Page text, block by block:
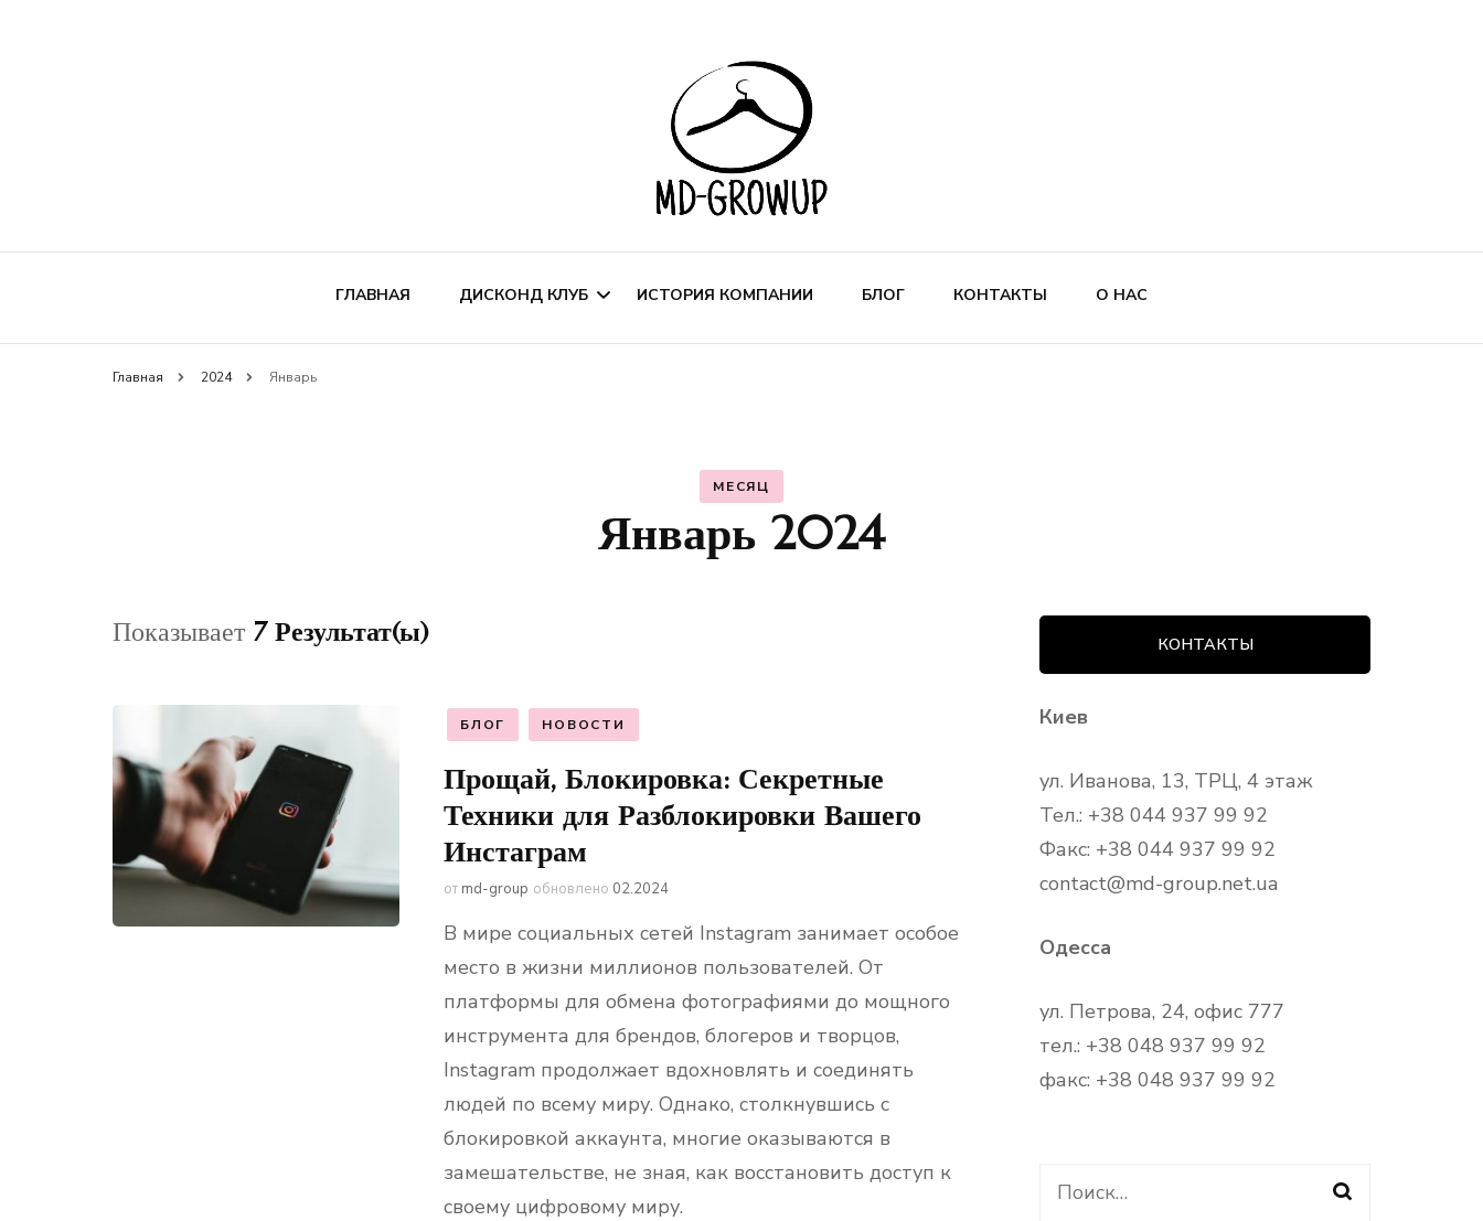
MD-GROWUP
Сеть магазинов модной одежды
ГЛАВНАЯ ДИСКОНД КЛУБ ИСТОРИЯ КОМПАНИИ БЛОГ КОНТАКТЫ О НАС
Главная 2024 Январь
МЕСЯЦ
Январь 2024
Показывает 7 Результат(ы)
БЛОГ НОВОСТИ
Прощай, Блокировка: Секретные
Техники для Разблокировки Вашего
Инстаграм
от md-group обновлено 02.2024
В мире социальных сетей Instagram занимает особое
место в жизни миллионов пользователей. От
платформы для обмена фотографиями до мощного
инструмента для брендов, блогеров и творцов,
Instagram продолжает вдохновлять и соединять
людей по всему миру. Однако, столкнувшись с
блокировкой аккаунта, многие оказываются в
замешательстве, не зная, как восстановить доступ к
своему цифровому миру.
КОНТАКТЫ
Киев
ул. Иванова, 13, ТРЦ, 4 этаж
Тел.: +38 044 937 99 92
Факс: +38 044 937 99 92
contact@md-group.net.ua
Одесса
ул. Петрова, 24, офис 777
тел.: +38 048 937 99 92
факс: +38 048 937 99 92
Найти: